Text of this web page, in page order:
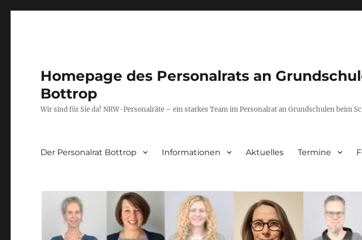
Homepage des Personalrats an
Bottrop
Wir sind für Sie da! NRW-Personalräte – ein starkes Team im Personalrat an Grundschulen beim
Der Personalrat Bottrop Informationen Aktuelles Termine